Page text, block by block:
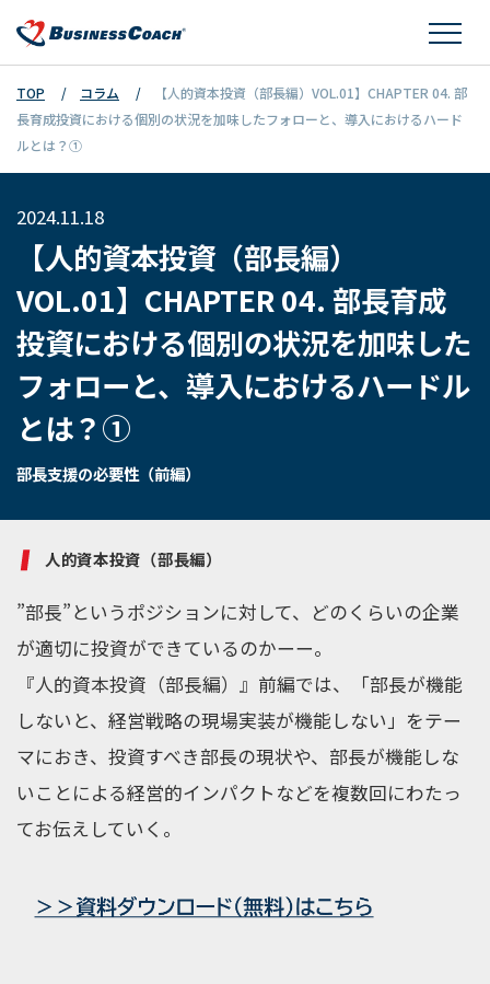
TOP コラム
【人的資本投資（部長編）VOL.01】CHAPTER 04. 部
長育成投資における個別の状況を加味したフォローと、導入におけるハード
ルとは？①
2024.11.18
【人的資本投資（部長編）
VOL.01】CHAPTER 04. 部長育成
投資における個別の状況を加味した
フォローと、導入におけるハードル
とは？①
部長支援の必要性（前編）
人的資本投資（部長編）
”部長”というポジションに対して、どのくらいの企業
が適切に投資ができているのかーー。
『人的資本投資（部長編）』前編では、「部長が機能
しないと、経営戦略の現場実装が機能しない」をテー
マにおき、投資すべき部長の現状や、部長が機能しな
いことによる経営的インパクトなどを複数回にわたっ
てお伝えしていく。